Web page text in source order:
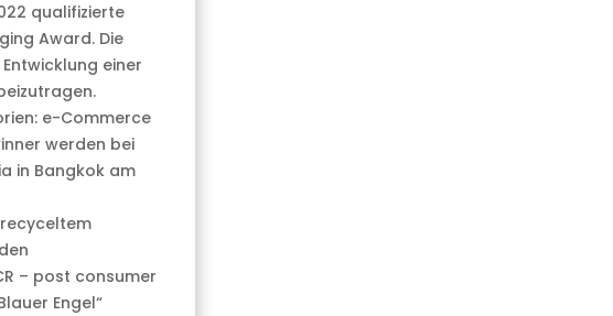
qualifizierte
Award. Die
einer
e-Commerce
werden bei
in Bangkok am
recyceltem
– post consumer
Engel“